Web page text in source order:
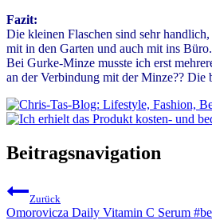
Fazit:
Die kleinen Flaschen sind sehr
mit in den Garten und auch mit ins
Bei Gurke-Minze musste ich erst
an der Verbindung mit der Minze?? Die
Beitragsnavigation
Zurück
Omorovicza Daily Vitamin C Serum